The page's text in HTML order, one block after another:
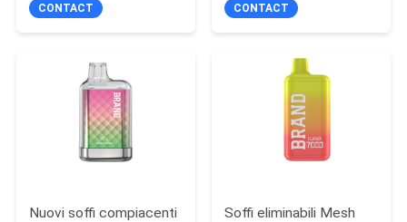
CONTACT CONTACT
Nuovi soffi compiacenti
Soffi eliminabili Mesh